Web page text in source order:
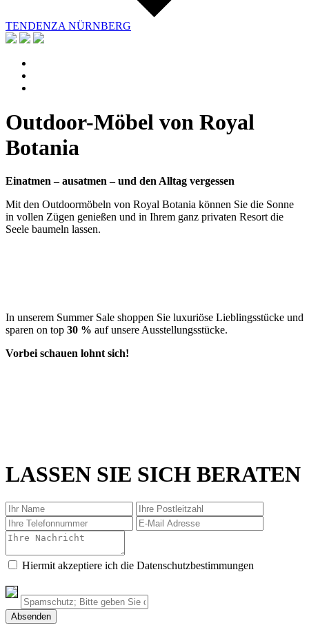
TENDENZA NÜRNBERG
Outdoor-Möbel von Royal
Botania
Einatmen – ausatmen – und den Alltag vergessen
Mit den Outdoormöbeln von Royal Botania können Sie die Sonne
in vollen Zügen genießen und in Ihrem ganz privaten Resort die
Seele baumeln lassen.
In unserem Summer Sale shoppen Sie luxuriöse Lieblingsstücke und
sparen on top 30 % auf unsere Ausstellungsstücke.
Vorbei schauen lohnt sich!
LASSEN SIE SICH BERATEN
Hiermit akzeptiere ich die Datenschutzbestimmungen